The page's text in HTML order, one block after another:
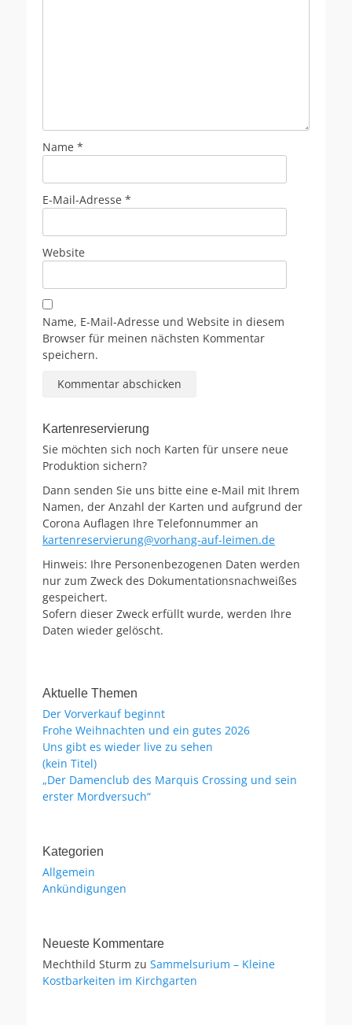
Name *
E-Mail-Adresse *
Website
Name, E-Mail-Adresse und Website in diesem
Browser für meinen nächsten Kommentar
speichern.
Kartenreservierung
Sie möchten sich noch Karten für unsere neue
Produktion sichern?
Dann senden Sie uns bitte eine e-Mail mit Ihrem
Namen, der Anzahl der Karten und aufgrund der
Corona Auflagen Ihre Telefonnummer an
kartenreservierung@vorhang-auf-leimen.de
Hinweis: Ihre Personenbezogenen Daten werden
nur zum Zweck des Dokumentationsnachweißes
gespeichert.
Sofern dieser Zweck erfüllt wurde, werden Ihre
Daten wieder gelöscht.
Aktuelle Themen
Der Vorverkauf beginnt
Frohe Weihnachten und ein gutes 2026
Uns gibt es wieder live zu sehen
(kein Titel)
„Der Damenclub des Marquis Crossing und sein
erster Mordversuch“
Kategorien
Allgemein
Ankündigungen
Neueste Kommentare
Mechthild Sturm zu Sammelsurium – Kleine
Kostbarkeiten im Kirchgarten